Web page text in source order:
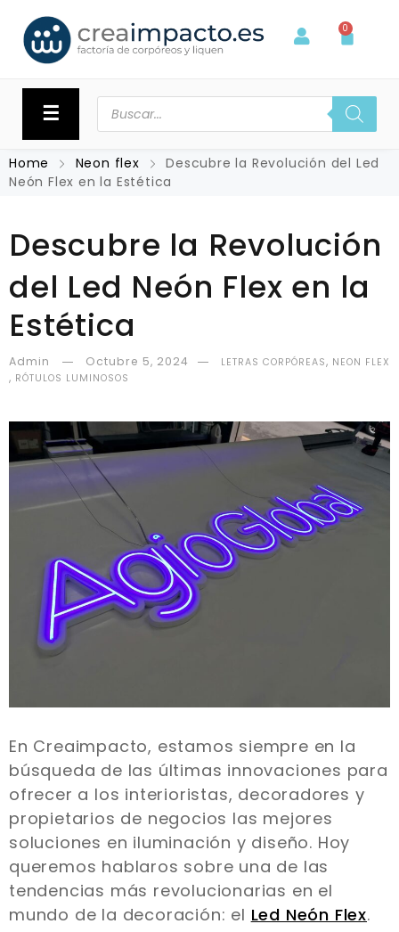
0
☰
Home Neon flex
Descubre la Revolución del Led
Neón Flex en la Estética
Descubre la Revolución
del Led Neón Flex en la
Estética
Admin Octubre 5, 2024 LETRAS CORPÓREAS, NEON FLEX
, RÓTULOS LUMINOSOS
En Creaimpacto, estamos siempre en la
búsqueda de las últimas innovaciones para
ofrecer a los interioristas, decoradores y
propietarios de negocios las mejores
soluciones en iluminación y diseño. Hoy
queremos hablaros sobre una de las
tendencias más revolucionarias en el
mundo de la decoración: el Led Neón Flex.